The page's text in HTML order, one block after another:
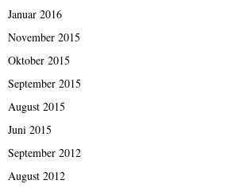
Januar 2016
November 2015
Oktober 2015
September 2015
August 2015
Juni 2015
September 2012
August 2012